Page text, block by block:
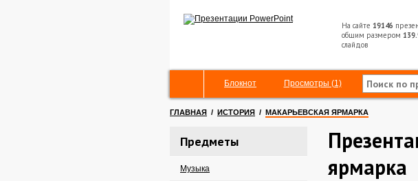
На сайте 19146
общим размером
слайдов
Блокнот Просмотры (1)
ГЛАВНАЯ / ИСТОРИЯ / МАКАРЬЕВСКАЯ ЯРМАРКА
Предметы
Музыка
ярмарка